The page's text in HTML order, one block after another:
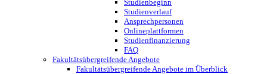
Studienbeginn
Studienverlauf
Ansprechpersonen
Onlineplattformen
Studienfinanzierung
FAQ
Fakultätsübergreifende Angebote
Fakultätsübergreifende Angebote im Überblick